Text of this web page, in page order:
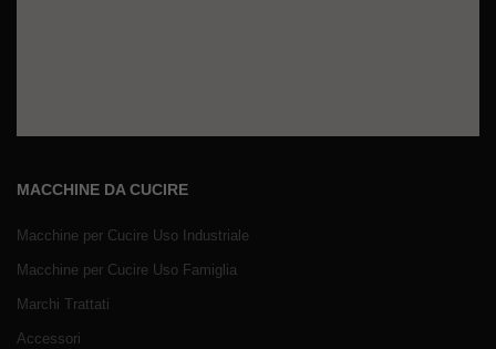
MACCHINE DA CUCIRE
Macchine per Cucire Uso Industriale
Macchine per Cucire Uso Famiglia
Marchi Trattati
Accessori